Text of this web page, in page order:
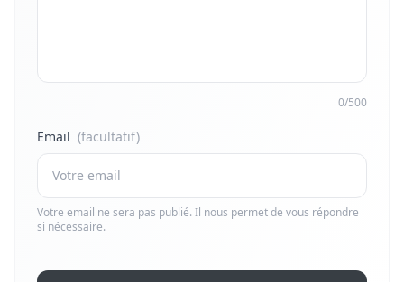
0/500
Email (facultatif)
Votre email ne sera pas publié. Il nous permet de vous répondre
si nécessaire.